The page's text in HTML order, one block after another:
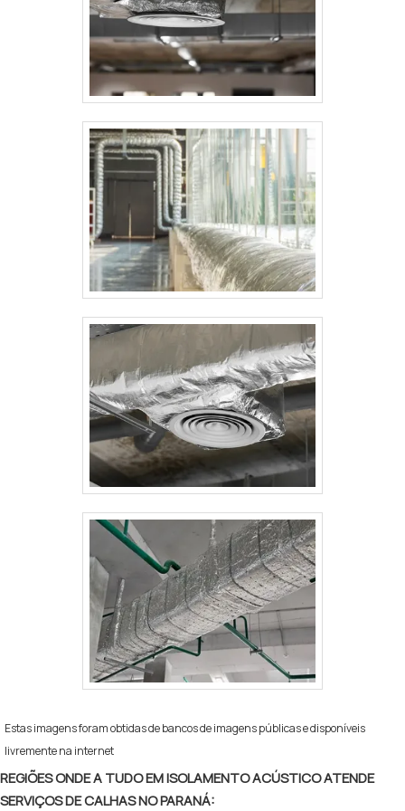
largura padrão de 1 metro. A escolha da
espessura ideal depende do nível de
proteção mecânica desejado e das
exigências do ambiente da aplicação
(ambientes externos, áreas de tráfego,
locais úmidos, etc.). Esse tipo de
revestimento é recomendado para:
Isolamento de tubulações e caldeiras;
Revestimento de tanques e dutos;
Ambientes industriais, alimentícios e
petroquímicos. Além do visual limpo e
profissional, o alumínio também possui
propriedades refletivas que ajudam no
controle térmico.
Estas imagens foram obtidas de bancos de imagens públicas e disponíveis
livremente na internet
REGIÕES ONDE A TUDO EM ISOLAMENTO ACÚSTICO ATENDE
SERVIÇOS DE CALHAS NO PARANÁ: